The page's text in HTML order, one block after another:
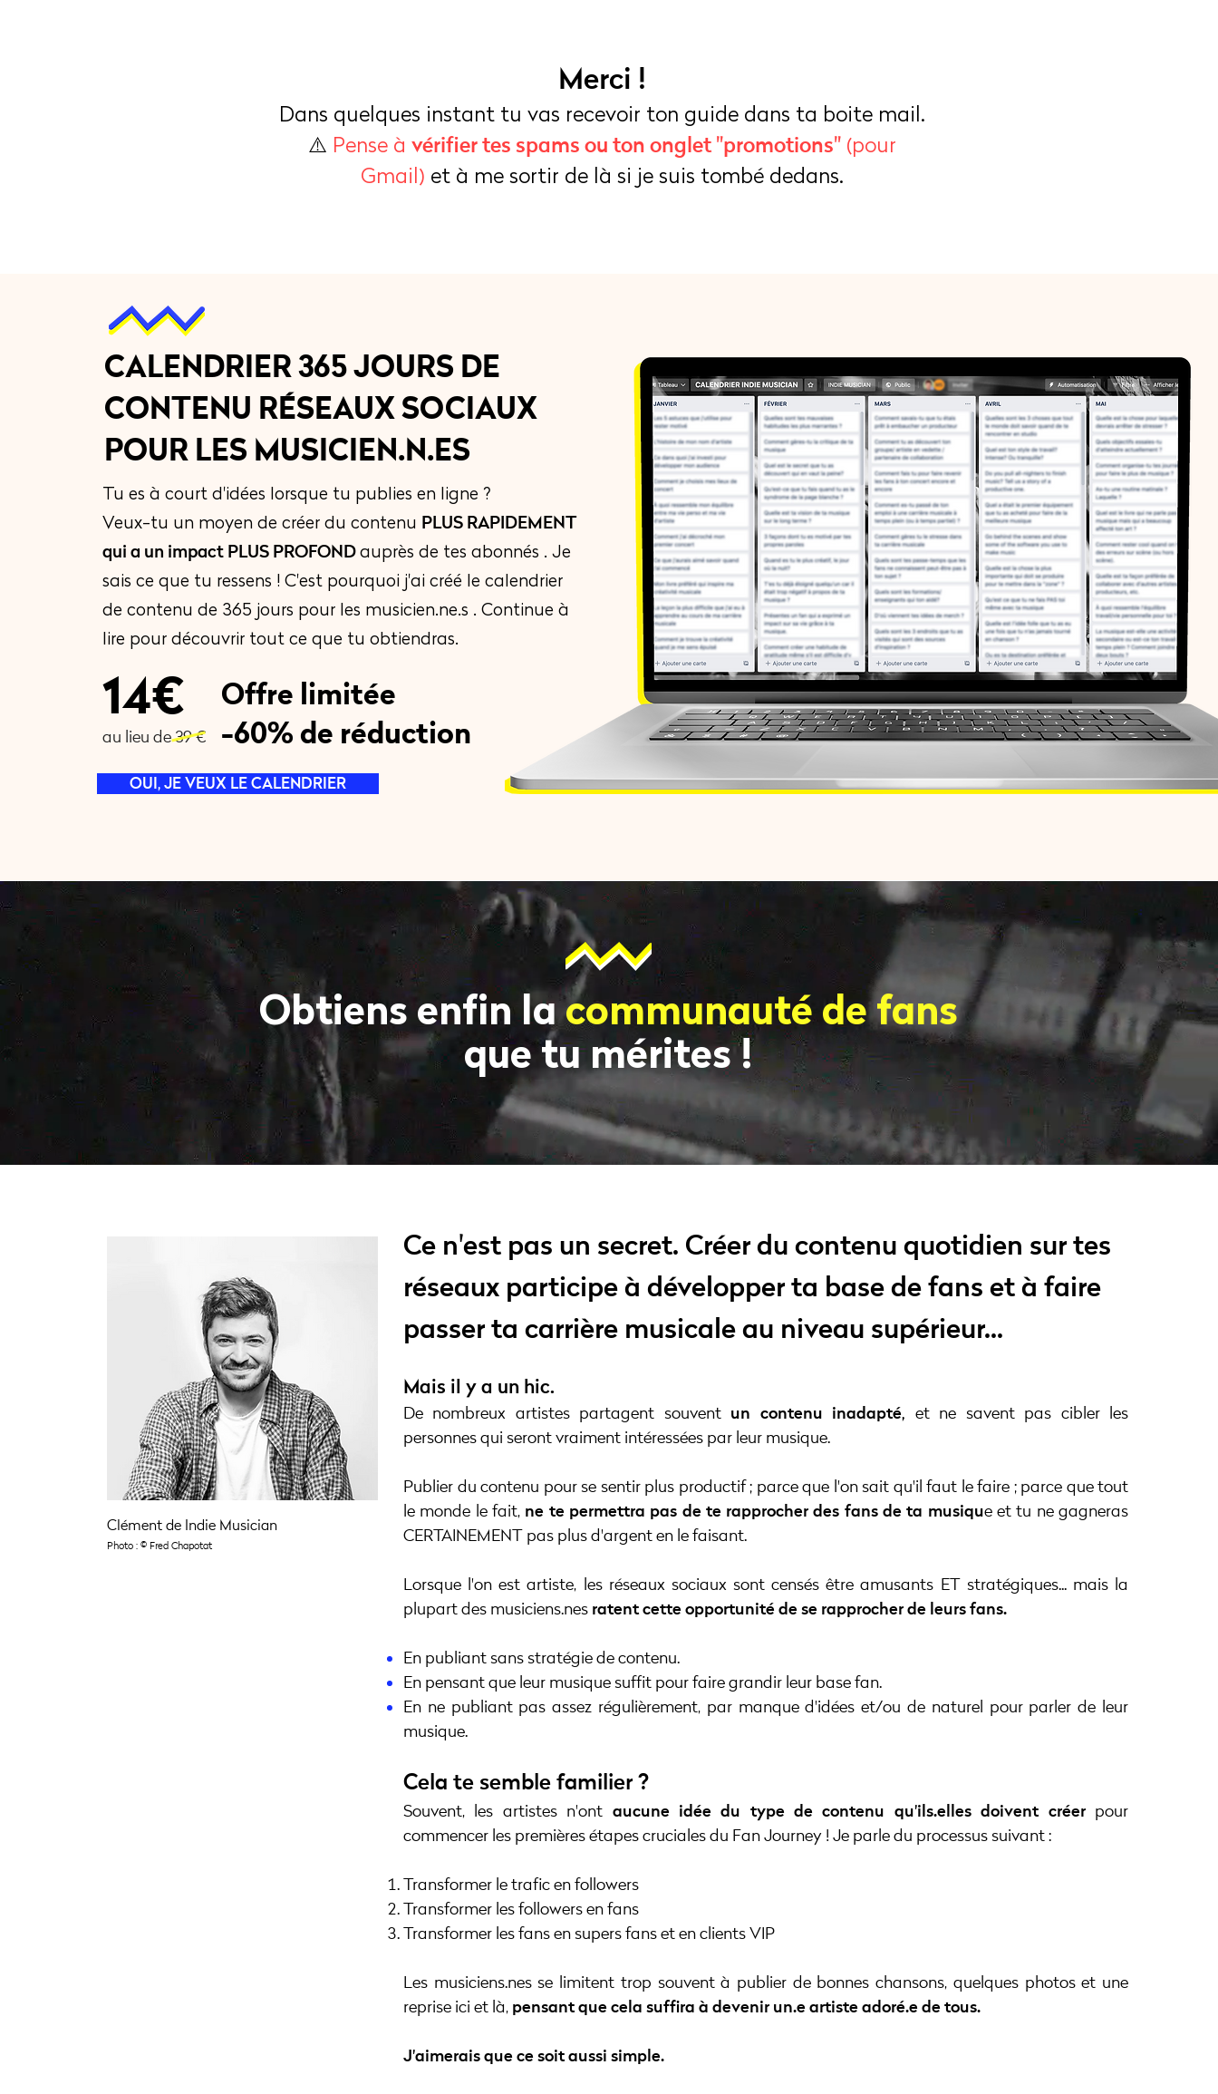
Merci !
Dans quelques instant tu vas recevoir ton guide dans ta boite mail.
⚠️ Pense à vérifier tes spams ou ton onglet "promotions" (pour
Gmail) et à me sortir de là si je suis tombé dedans.
CALENDRIER 365 JOURS DE
CONTENU RÉSEAUX SOCIAUX
POUR LES MUSICIEN.N.ES
Tu es à court d'idées lorsque tu publies en ligne ?
Veux-tu un moyen de créer du contenu PLUS RAPIDEMENT
qui a un impact PLUS PROFOND auprès de tes abonnés . Je
sais ce que tu ressens ! C'est pourquoi j'ai créé le calendrier
de contenu de 365 jours pour les musicien.ne.s . Continue à
lire pour découvrir tout ce que tu obtiendras.
14€
au lieu de 39 €
Offre limitée
-60% de réduction
OUI, JE VEUX LE CALENDRIER
Obtiens enfin lacommunauté de fans
que tu mérites !
Clément de Indie Musician
Photo : © Fred Chapotat
Ce n'est pas un secret. Créer du contenu quotidien sur tes
réseaux participe à développer ta base de fans et à faire
passer ta carrière musicale au niveau supérieur...
Mais il y a un hic.
De nombreux artistes partagent souvent un contenu inadapté, et ne savent pas cibler les
personnes qui seront vraiment intéressées par leur musique.
Publier du contenu pour se sentir plus productif ; parce que l'on sait qu'il faut le faire ; parce que tout
le monde le fait, ne te permettra pas de te rapprocher des fans de ta musique et tu ne gagneras
CERTAINEMENT pas plus d'argent en le faisant.
Lorsque l'on est artiste, les réseaux sociaux sont censés être amusants ET stratégiques... mais la
plupart des musiciens.nes ratent cette opportunité de se rapprocher de leurs fans.
En publiant sans stratégie de contenu.
En pensant que leur musique suffit pour faire grandir leur base fan.
En ne publiant pas assez régulièrement, par manque d'idées et/ou de naturel pour parler de leur
musique.
Cela te semble familier ?
Souvent, les artistes n'ont aucune idée du type de contenu qu'ils.elles doivent créer pour
commencer les premières étapes cruciales du Fan Journey ! Je parle du processus suivant :
Transformer le trafic en followers
Transformer les followers en fans
Transformer les fans en supers fans et en clients VIP
Les musiciens.nes se limitent trop souvent à publier de bonnes chansons, quelques photos et une
reprise ici et là, pensant que cela suffira à devenir un.e artiste adoré.e de tous.
J'aimerais que ce soit aussi simple.